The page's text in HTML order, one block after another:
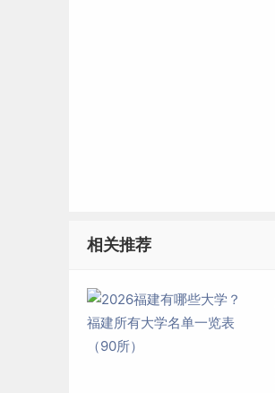
标签：福建有哪些大学
相关推荐